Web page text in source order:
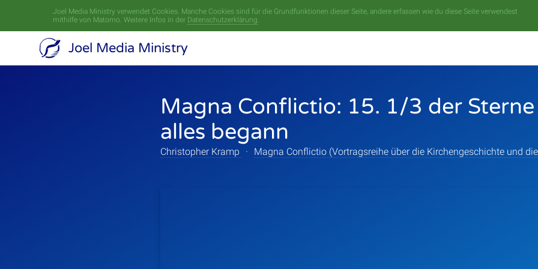
Joel Media Ministry verwendet Cookies. Manche Cookies sind für die Grundfunktionen dieser Seite, andere erfassen wie du diese Seite verwendest
mithilfe von Matomo. Weitere Infos in der Datenschutzerklärung.
Joel Media Ministry
Magna Conflictio: 15. 1/3 der
alles begann
Christopher Kramp · Magna Conflictio (Vortragsreihe über die Kirchengeschichte und